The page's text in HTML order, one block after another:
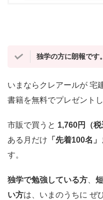
独学の方に朗報です。
いまならクレアールが 宅
書籍を無料でプレゼントし
市販で買うと 1,760円（税
ある月だけ 「先着100名
す。
独学で勉強している方、
い方は、いまのうちに ぜ